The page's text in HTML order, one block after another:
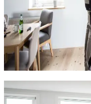
Usikker på hvilket
!Behov for uafhængig
!Vil sammenligne
!Har et eksisterende
!Ønsker den bedste
!Vil vide hvad der
Indhent tilbudRing 70
Decentral